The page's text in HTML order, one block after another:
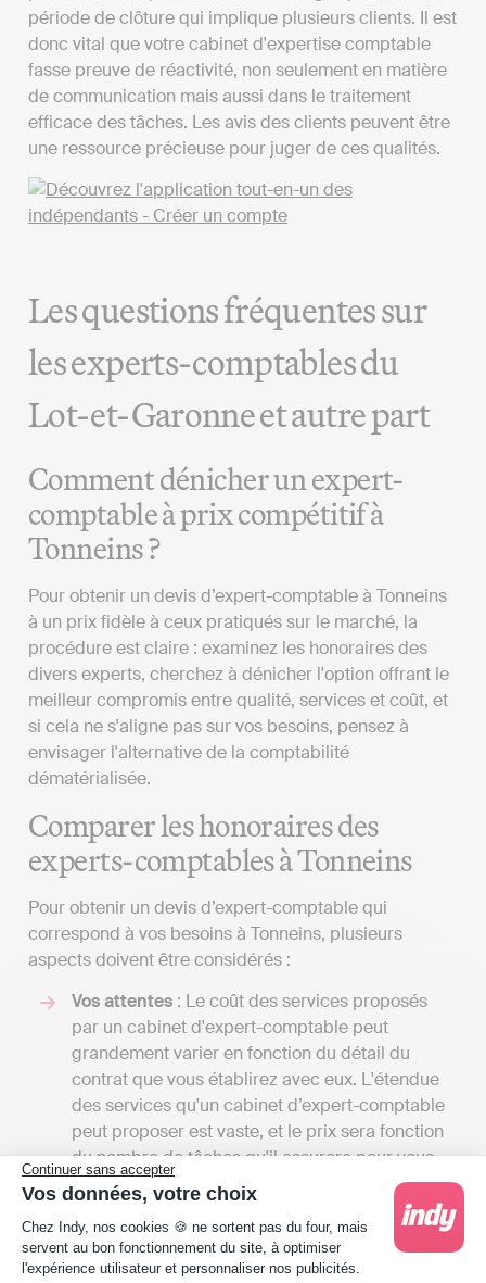
Continuer sans accepter
Vos données, votre choix
Plateforme de Gestion du Consentement :
Chez Indy, nos cookies 🍪 ne sortent pas du four, mais
servent au bon fonctionnement du site, à optimiser
l'expérience utilisateur et personnaliser nos publicités.
période de clôture qui implique plusieurs clients. Il est
donc vital que votre cabinet d'expertise comptable
fasse preuve de réactivité, non seulement en matière
de communication mais aussi dans le traitement
efficace des tâches. Les avis des clients peuvent être
une ressource précieuse pour juger de ces qualités.
Les questions fréquentes sur
les experts-comptables du
Lot-et-Garonne et autre part
Comment dénicher un expert-
comptable à prix compétitif à
Tonneins ?
Pour obtenir un devis d’expert-comptable à Tonneins
à un prix fidèle à ceux pratiqués sur le marché, la
procédure est claire : examinez les honoraires des
divers experts, cherchez à dénicher l'option offrant le
meilleur compromis entre qualité, services et coût, et
si cela ne s'aligne pas sur vos besoins, pensez à
envisager l'alternative de la comptabilité
dématérialisée.
Comparer les honoraires des
experts-comptables à Tonneins
Pour obtenir un devis d’expert-comptable qui
correspond à vos besoins à Tonneins, plusieurs
aspects doivent être considérés :
Vos attentes : Le coût des services proposés
par un cabinet d'expert-comptable peut
grandement varier en fonction du détail du
contrat que vous établirez avec eux. L'étendue
des services qu'un cabinet d’expert-comptable
peut proposer est vaste, et le prix sera fonction
du nombre de tâches qu'il assurera pour vous.
En échangeant avec plusieurs spécialistes, vous
aurez la possibilité de recevoir divers devis et
de comparer les coûts par rapport aux services
proposés. Cela vous permettra aussi d'avoir une